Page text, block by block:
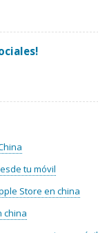
tu móvil
Store en china
china